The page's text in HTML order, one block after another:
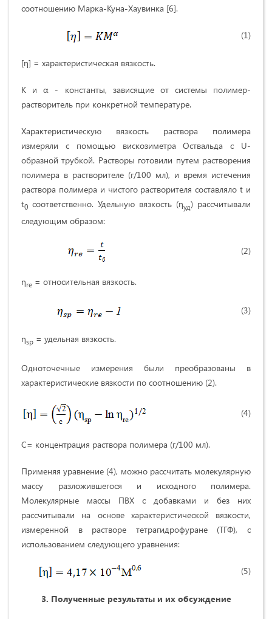
соотношению Марка-Куна-Хаувинка [6].
(1)
[η] = характеристическая вязкость.
K и α - константы, зависящие от системы полимер-
растворитель при конкретной температуре.
Характеристическую вязкость раствора полимера
измеряли с помощью вискозиметра Оствальда с U-
образной трубкой. Растворы готовили путем растворения
полимера в растворителе (г/100 мл), и время истечения
раствора полимера и чистого растворителя составляло t и
t0 соответственно. Удельную вязкость (ηуд) рассчитывали
следующим образом:
(2)
ηre = относительная вязкость.
(3)
ηsp = удельная вязкость.
Одноточечные измерения были преобразованы в
характеристические вязкости по соотношению (2).
(4)
C= концентрация раствора полимера (г/100 мл).
Применяя уравнение (4), можно рассчитать молекулярную
массу разложившегося и исходного полимера.
Молекулярные массы ПВХ с добавками и без них
рассчитывали на основе характеристической вязкости,
измеренной в растворе тетрагидрофуране (ТГФ), с
использованием следующего уравнения:
(5)
3. Полученные результаты и их обсуждение